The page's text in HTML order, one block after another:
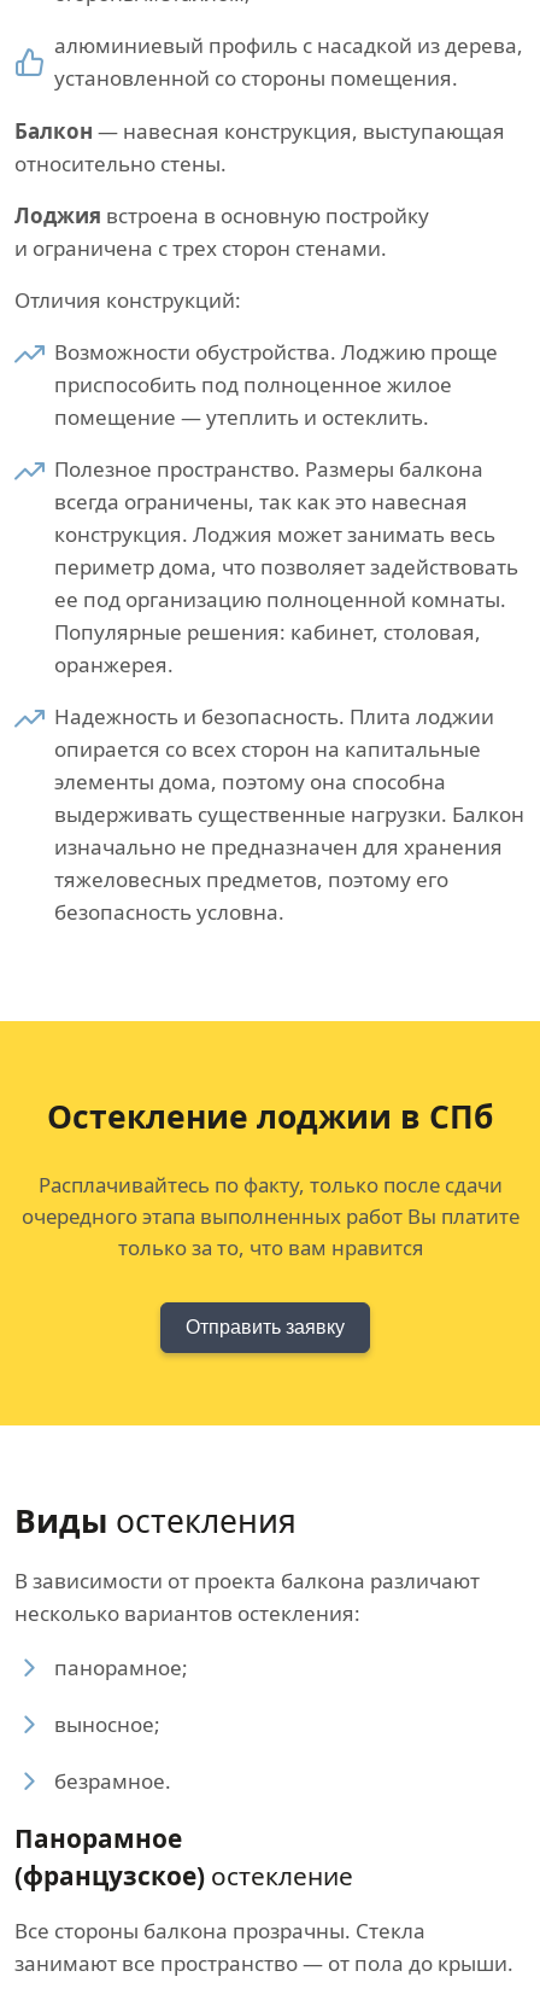
алюминиевый профиль с насадкой из дерева,
установленной со стороны помещения.
Балкон — навесная конструкция, выступающая
относительно стены.
Лоджия встроена в основную постройку
и ограничена с трех сторон стенами.
Отличия конструкций:
Возможности обустройства. Лоджию проще
приспособить под полноценное жилое
помещение — утеплить и остеклить.
Полезное пространство. Размеры балкона
всегда ограничены, так как это навесная
конструкция. Лоджия может занимать весь
периметр дома, что позволяет задействовать
ее под организацию полноценной комнаты.
Популярные решения: кабинет, столовая,
оранжерея.
Надежность и безопасность. Плита лоджии
опирается со всех сторон на капитальные
элементы дома, поэтому она способна
выдерживать существенные нагрузки. Балкон
изначально не предназначен для хранения
тяжеловесных предметов, поэтому его
безопасность условна.
Остекление лоджии в СПб
Расплачивайтесь по факту, только после сдачи
очередного этапа выполненных работ Вы платите
только за то, что вам нравится
Отправить заявку
Виды остекления
В зависимости от проекта балкона различают
несколько вариантов остекления:
панорамное;
выносное;
безрамное.
Панорамное
(французское) остекление
Все стороны балкона прозрачны. Стекла
занимают все пространство — от пола до крыши.